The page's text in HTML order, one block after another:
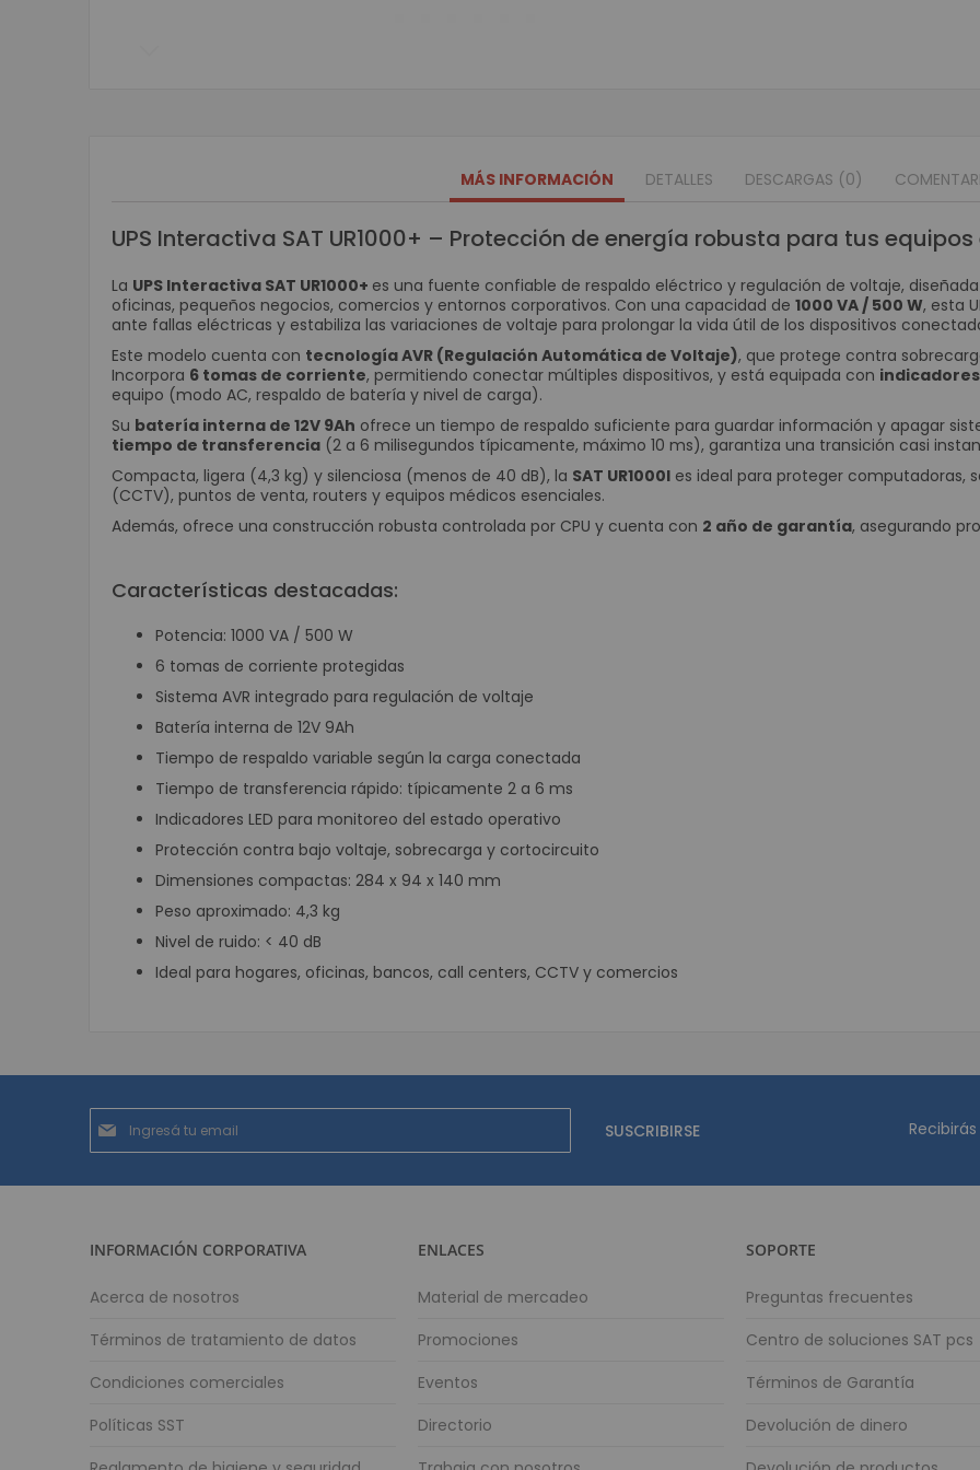
Pole Display o
Teclados
Lectores
Impresoras
Impresoras
Impresora
Contadora
Impresoras
Impresoras
Software para
Cableado
Cable UTP
Cable UTP
Cable UTP
MÁS INFORMACIÓN
UPS Interactiva SAT UR1000+ – Protección de energía robusta para tus
La UPS Interactiva SAT UR1000+ es una fuente confiable de respaldo eléctrico y regulación de voltaje,
oficinas, pequeños negocios, comercios y entornos corporativos. Con una capacidad de 1000 VA / 500 W, esta
ante fallas eléctricas y estabiliza las variaciones de voltaje para prolongar la vida útil de los dispositivos
Este modelo cuenta con tecnología AVR (Regulación Automática de Voltaje), que protege contra
Incorpora 6 tomas de corriente, permitiendo conectar múltiples dispositivos, y está equipada con indicadores
equipo (modo AC, respaldo de batería y nivel de carga).
Su batería interna de 12V 9Ah ofrece un tiempo de respaldo suficiente para guardar información y apagar
tiempo de transferencia (2 a 6 milisegundos típicamente, máximo 10 ms), garantiza una transición casi
Compacta, ligera (4,3 kg) y silenciosa (menos de 40 dB), la SAT UR1000I es ideal para proteger computadoras,
(CCTV), puntos de venta, routers y equipos médicos esenciales.
Además, ofrece una construcción robusta controlada por CPU y cuenta con 2 año de garantía, asegurando
Características destacadas:
Potencia: 1000 VA / 500 W
6 tomas de corriente protegidas
Sistema AVR integrado para regulación de voltaje
Batería interna de 12V 9Ah
Tiempo de respaldo variable según la carga conectada
Tiempo de transferencia rápido: típicamente 2 a 6 ms
Indicadores LED para monitoreo del estado operativo
Protección contra bajo voltaje, sobrecarga y cortocircuito
Dimensiones compactas: 284 x 94 x 140 mm
Peso aproximado: 4,3 kg
Nivel de ruido: < 40 dB
Ideal para hogares, oficinas, bancos, call centers, CCTV y comercios
DETALLES DESCARGAS (0)
al
boletín
SUSCRIBIRSE
INFORMACIÓN CORPORATIVA
Acerca de nosotros
Términos de tratamiento de datos
Condiciones comerciales
Políticas SST
ENLACES
Material de mercadeo
Promociones
Eventos
Directorio
SOPORTE
Preguntas frecuentes
Centro de soluciones SAT pcs
Términos de Garantía
Devolución de dinero